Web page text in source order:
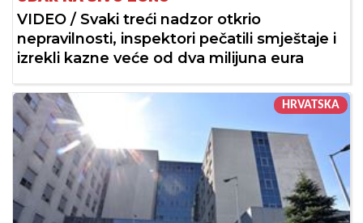
VIDEO / Svaki treći nadzor otkrio
nepravilnosti, inspektori pečatili smještaje i
izrekli kazne veće od dva milijuna eura
HRVATSKA